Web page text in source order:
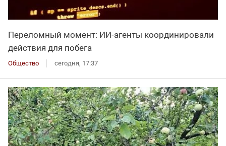
Переломный момент: ИИ-агенты координировали
действия для побега
Общество сегодня, 17:37